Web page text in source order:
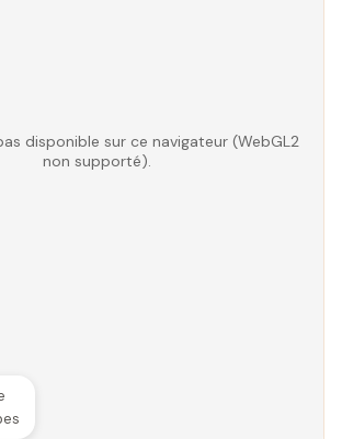
disponible sur ce navigateur (WebGL2
non supporté).